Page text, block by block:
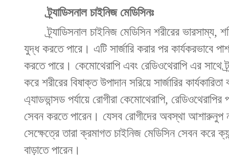
ট্র্যাডিসনাল চাইনিজ মেডিসিনঃ
ট্র্যাডিসনাল চাইনিজ মেডিসিন শরীরের ভারসাম্য,
যুদ্ধ করতে পারে। এটি সার্জারি করার পর কার্যকরভাবে
করতে পারে। কেমোথেরাপি এবং রেডিওথেরাপি এর সাথে
করে শরীরের বিষাক্ত উপাদান সরিয়ে সার্জারির
এ্যাডভান্সড পর্যায়ে রোগীরা কেমোথেরাপি,
সেবন করতে পারেন। যেসব রোগীদের অবস্থা আশারুনুপ
সেক্ষেত্রে তারা ক্রমাগত চাইনিজ মেডিসিন সেবন করে
বাড়াতে পারেন।